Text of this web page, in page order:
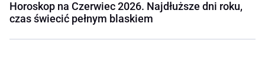
Horoskop na Czerwiec 2026. Najdłuższe dni roku,
czas świecić pełnym blaskiem